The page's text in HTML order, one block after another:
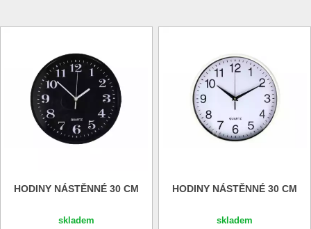
HODINY NÁSTĚNNÉ 30 CM
skladem
HODINY NÁSTĚNNÉ 30 CM
skladem